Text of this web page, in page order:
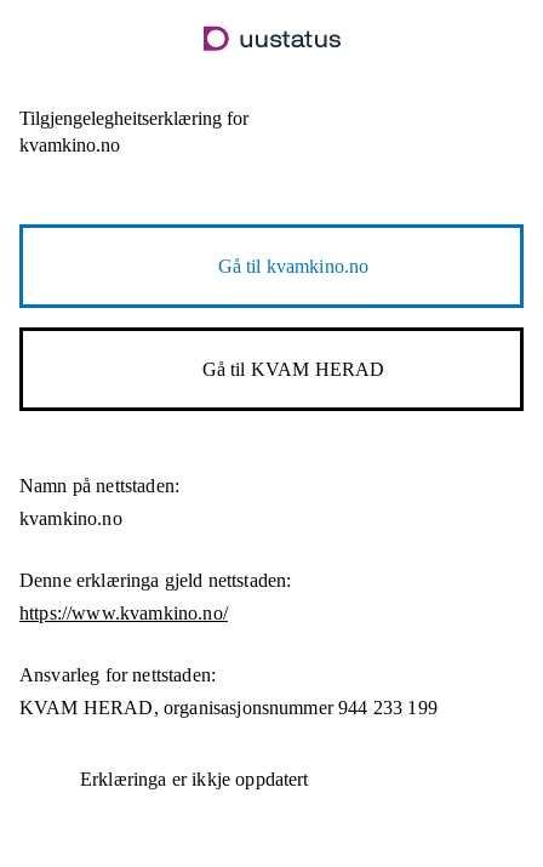
til
Tilgjengelegheitserklæring for
kvamkino.no
Gå til kvamkino.no
Gå til KVAM HERAD
Namn på nettstaden:
kvamkino.no
Denne erklæringa gjeld nettstaden:
https://www.kvamkino.no/
Ansvarleg for nettstaden:
KVAM HERAD, organisasjonsnummer 944 233 199
Erklæringa er ikkje oppdatert